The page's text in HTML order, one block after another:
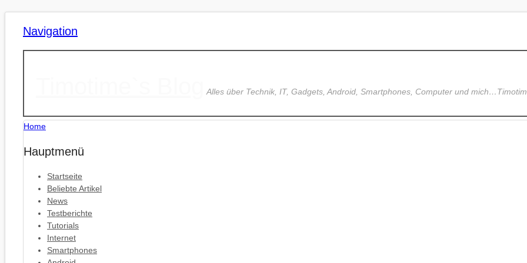
Navigation
Alles über Technik, IT, Gadgets, Android, Smartphones, Computer und
Home
Hauptmenü
Startseite
Beliebte Artikel
News
Testberichte
Tutorials
Internet
Smartphones